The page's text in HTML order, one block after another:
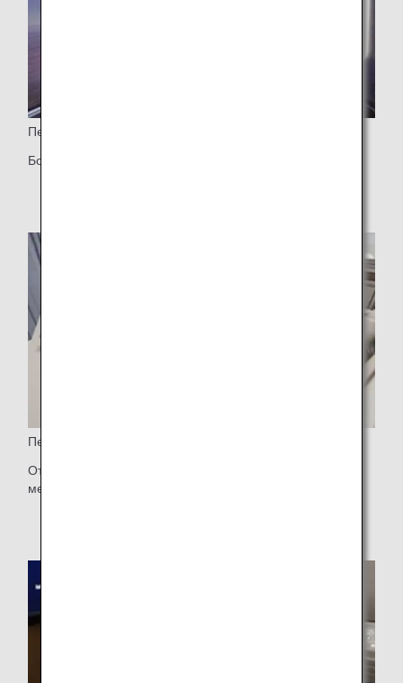
Персональный монитор
Большой 43-дюймовый 4K монитор
Перегородка
Отодвигающаяся перегородка (только для центральных
мест)